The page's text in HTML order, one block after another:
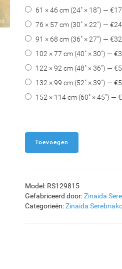
61 × 46 cm (24" × 18") — €
76 × 57 cm (30" × 22") — €
91 × 68 cm (36" × 27") — €
102 × 77 cm (40" × 30") — €
122 × 92 cm (48" × 36") — €
132 × 99 cm (52" × 39") — €
152 × 114 cm (60" × 45") — €
Model: RS129815
Gefabriceerd door:Zinaida
Categorieën:Zinaida